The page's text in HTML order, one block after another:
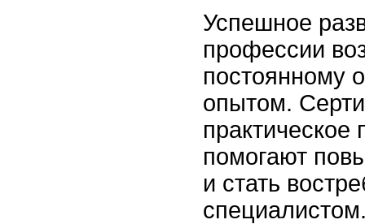
Успешное
профессии
постоянному
опытом.
помогают
и стать